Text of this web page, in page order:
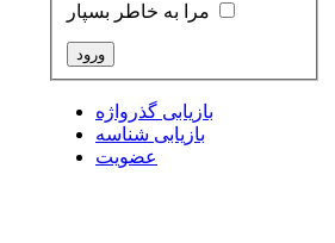
بازیابی گذرواژه
بازیابی شناسه
عضویت